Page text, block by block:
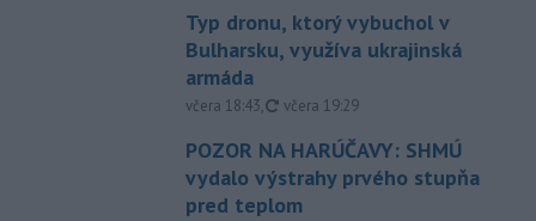
Typ dronu, ktorý vybuchol v
Bulharsku, využíva ukrajinská
armáda
včera 18:43, aktualizované
včera 19:29
POZOR NA HARÚČAVY: SHMÚ
vydalo výstrahy prvého stupňa
pred teplom